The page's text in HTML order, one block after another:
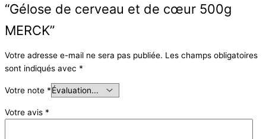
“Gélose de cerveau et de cœur 500g
MERCK”
Votre adresse e-mail ne sera pas publiée. Les champs obligatoires
sont indiqués avec *
Votre note *
Votre avis *